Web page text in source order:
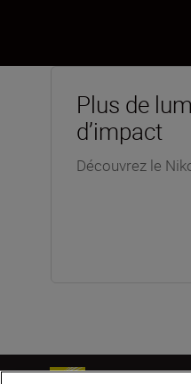
Plus de
d’impact
Découvrez le